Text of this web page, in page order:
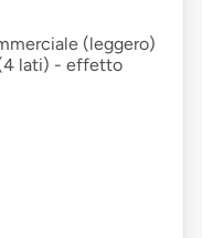
(leggero)
lati) - effetto